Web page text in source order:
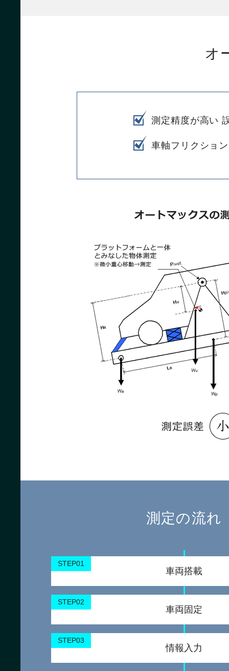
オ
測定精度が高い
車軸フリクショ
測定の流れ
STEP01
車両搭載
STEP02
車両固定
STEP03
情報入力